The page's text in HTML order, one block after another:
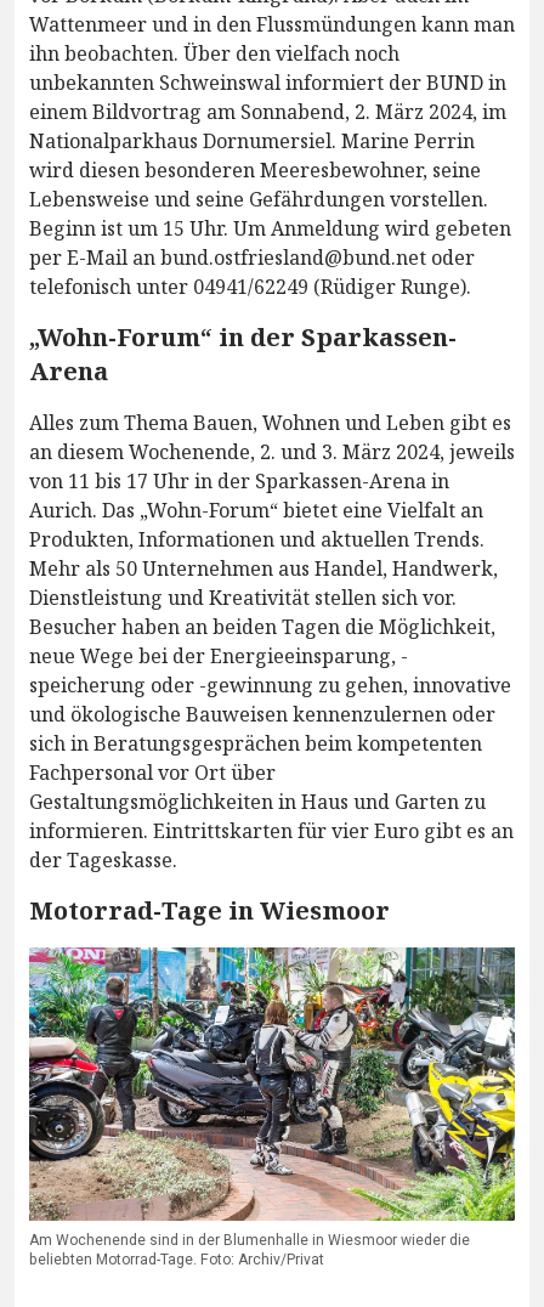
Wattenmeer und in den Flussmündungen kann man
ihn beobachten. Über den vielfach noch
unbekannten Schweinswal informiert der BUND in
einem Bildvortrag am Sonnabend, 2. März 2024, im
Nationalparkhaus Dornumersiel. Marine Perrin
wird diesen besonderen Meeresbewohner, seine
Lebensweise und seine Gefährdungen vorstellen.
Beginn ist um 15 Uhr. Um Anmeldung wird gebeten
per E-Mail an bund.ostfriesland@bund.net oder
telefonisch unter 04941/62249 (Rüdiger Runge).
„Wohn-Forum“ in der Sparkassen-
Arena
Alles zum Thema Bauen, Wohnen und Leben gibt es
an diesem Wochenende, 2. und 3. März 2024, jeweils
von 11 bis 17 Uhr in der Sparkassen-Arena in
Aurich. Das „Wohn-Forum“ bietet eine Vielfalt an
Produkten, Informationen und aktuellen Trends.
Mehr als 50 Unternehmen aus Handel, Handwerk,
Dienstleistung und Kreativität stellen sich vor.
Besucher haben an beiden Tagen die Möglichkeit,
neue Wege bei der Energieeinsparung, -
speicherung oder -gewinnung zu gehen, innovative
und ökologische Bauweisen kennenzulernen oder
sich in Beratungsgesprächen beim kompetenten
Fachpersonal vor Ort über
Gestaltungsmöglichkeiten in Haus und Garten zu
informieren. Eintrittskarten für vier Euro gibt es an
der Tageskasse.
Motorrad-Tage in Wiesmoor
Am Wochenende sind in der Blumenhalle in Wiesmoor wieder die
beliebten Motorrad-Tage. Foto: Archiv/Privat